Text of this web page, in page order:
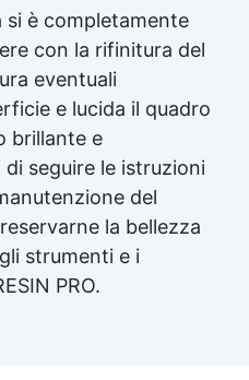
si è completamente
con la rifinitura del
eventuali
e lucida il quadro
brillante e
seguire le istruzioni
del
la bellezza
strumenti e i
PRO.